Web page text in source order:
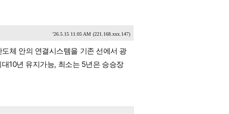
'26.5.15 11:05 AM (221.168.xxx.147)
체 안의 연결시스템을 기존 선에서 광
10년 유지가능, 최소는 5년은 승승장